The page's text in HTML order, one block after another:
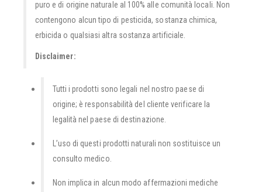
puro e di origine naturale al 100% alle comunità locali. Non
contengono alcun tipo di pesticida, sostanza chimica,
erbicida o qualsiasi altra sostanza artificiale.
Disclaimer:
Tutti i prodotti sono legali nel nostro paese di
origine; è responsabilità del cliente verificare la
legalità nel paese di destinazione.
L’uso di questi prodotti naturali non sostituisce un
consulto medico.
Non implica in alcun modo affermazioni mediche